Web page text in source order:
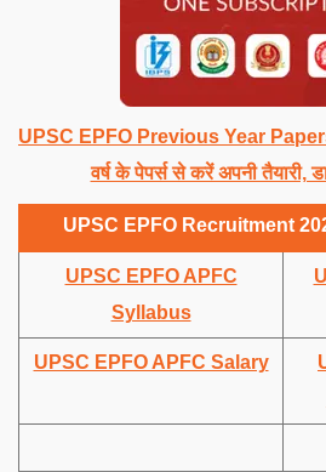
UPSC EPFO Previous Year
वर्ष के पेपर्स से करें अपनी तैयारी,
UPSC EPFO Recruitment
UPSC EPFO APFC
Syllabus
UPSC EPFO APFC Salary